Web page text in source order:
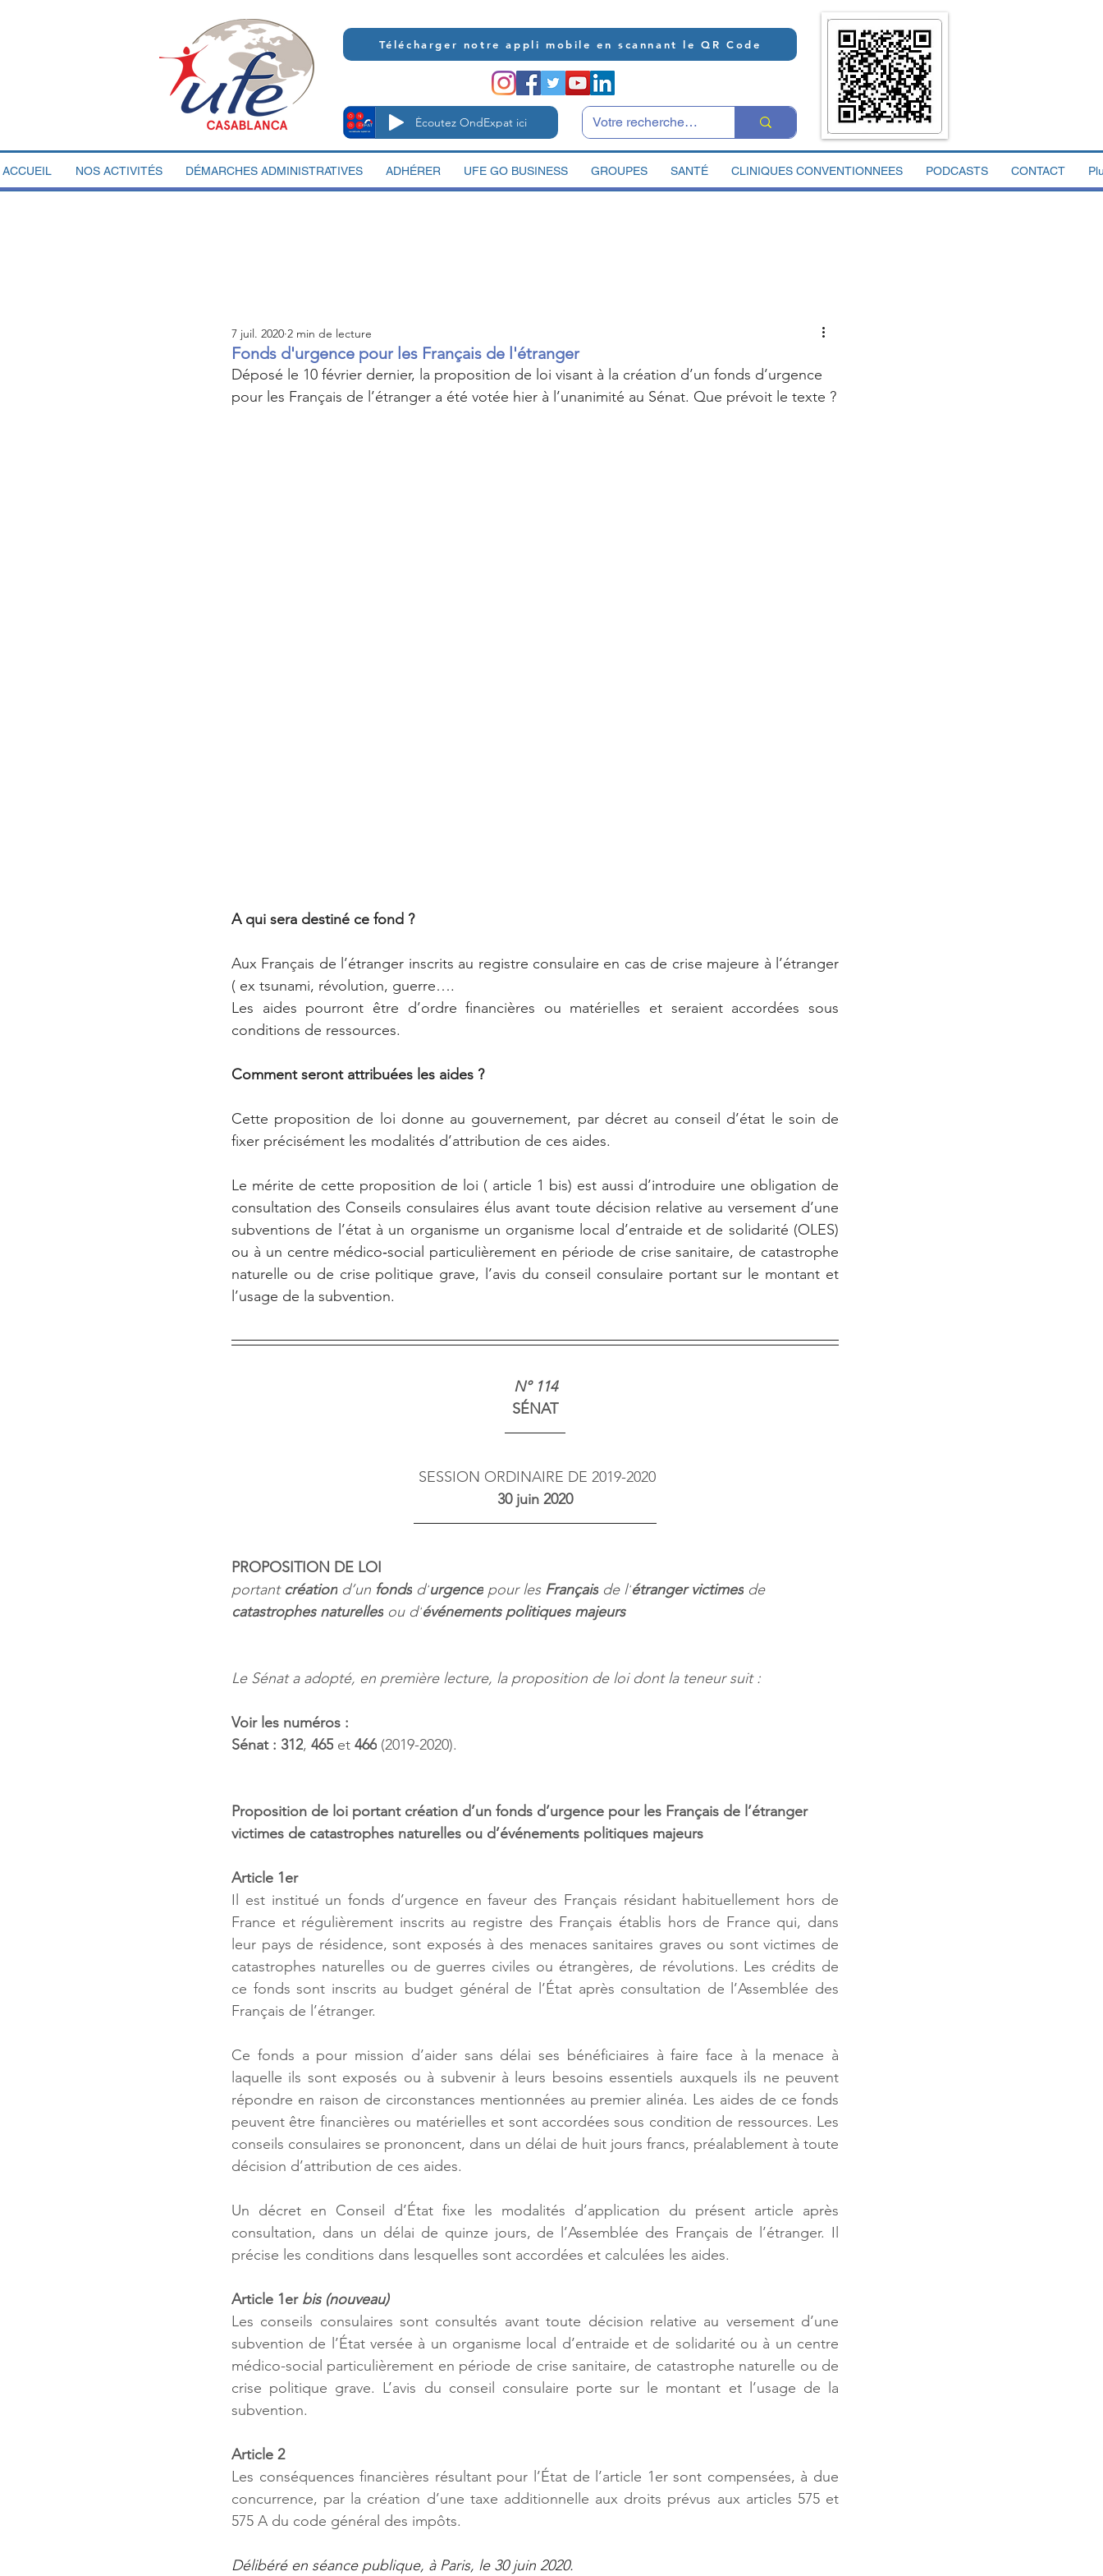
Télécharger notre appli mobile en scannant le QR Code
Écoutez OndExpat ici
ACCUEIL NOS ACTIVITÉS DÉMARCHES ADMINISTRATIVES ADHÉRER UFE GO BUSINESS GROUPES SANTÉ CLINIQUES CONVENTIONNEES PODCASTS CONTACT
Fonds d'urgence pour les Français de l'étranger
7 juil. 2020 2 min de lecture
Déposé le 10 février dernier, la proposition de loi visant à la création d’un fonds d’urgence
pour les Français de l’étranger a été votée hier à l’unanimité au Sénat. Que prévoit le texte ?
A qui sera destiné ce fond ?
Aux Français de l’étranger inscrits au registre consulaire en cas de crise majeure à l’étranger
( ex tsunami, révolution, guerre….
Les aides pourront être d’ordre financières ou matérielles et seraient accordées sous
conditions de ressources.
Comment seront attribuées les aides ?
Cette proposition de loi donne au gouvernement, par décret au conseil d’état le soin de
fixer précisément les modalités d’attribution de ces aides.
Le mérite de cette proposition de loi ( article 1 bis) est aussi d’introduire une obligation de
consultation des Conseils consulaires élus avant toute décision relative au versement d’une
subventions de l’état à un organisme un organisme local d’entraide et de solidarité (OLES)
ou à un centre médico‑social particulièrement en période de crise sanitaire, de catastrophe
naturelle ou de crise politique grave, l’avis du conseil consulaire portant sur le montant et
l’usage de la subvention.
N° 114
SÉNAT
SESSION ORDINAIRE DE 2019-2020
30 juin 2020
PROPOSITION DE LOI
portant création d’un fonds d’urgence pour les Français de l’étranger victimes de
catastrophes naturelles ou d’événements politiques majeurs
Le Sénat a adopté, en première lecture, la proposition de loi dont la teneur suit :
Voir les numéros :
Sénat : 312, 465 et 466 (2019-2020).
Proposition de loi portant création d’un fonds d’urgence pour les Français de l’étranger
victimes de catastrophes naturelles ou d’événements politiques majeurs
Article 1er
Il est institué un fonds d’urgence en faveur des Français résidant habituellement hors de
France et régulièrement inscrits au registre des Français établis hors de France qui, dans
leur pays de résidence, sont exposés à des menaces sanitaires graves ou sont victimes de
catastrophes naturelles ou de guerres civiles ou étrangères, de révolutions. Les crédits de
ce fonds sont inscrits au budget général de l’État après consultation de l’Assemblée des
Français de l’étranger.
Ce fonds a pour mission d’aider sans délai ses bénéficiaires à faire face à la menace à
laquelle ils sont exposés ou à subvenir à leurs besoins essentiels auxquels ils ne peuvent
répondre en raison de circonstances mentionnées au premier alinéa. Les aides de ce fonds
peuvent être financières ou matérielles et sont accordées sous condition de ressources. Les
conseils consulaires se prononcent, dans un délai de huit jours francs, préalablement à toute
décision d’attribution de ces aides.
Un décret en Conseil d’État fixe les modalités d’application du présent article après
consultation, dans un délai de quinze jours, de l’Assemblée des Français de l’étranger. Il
précise les conditions dans lesquelles sont accordées et calculées les aides.
Article 1er bis (nouveau)
Les conseils consulaires sont consultés avant toute décision relative au versement d’une
subvention de l’État versée à un organisme local d’entraide et de solidarité ou à un centre
médico-social particulièrement en période de crise sanitaire, de catastrophe naturelle ou de
crise politique grave. L’avis du conseil consulaire porte sur le montant et l’usage de la
subvention.
Article 2
Les conséquences financières résultant pour l’État de l’article 1er sont compensées, à due
concurrence, par la création d’une taxe additionnelle aux droits prévus aux articles 575 et
575 A du code général des impôts.
Délibéré en séance publique, à Paris, le 30 juin 2020.